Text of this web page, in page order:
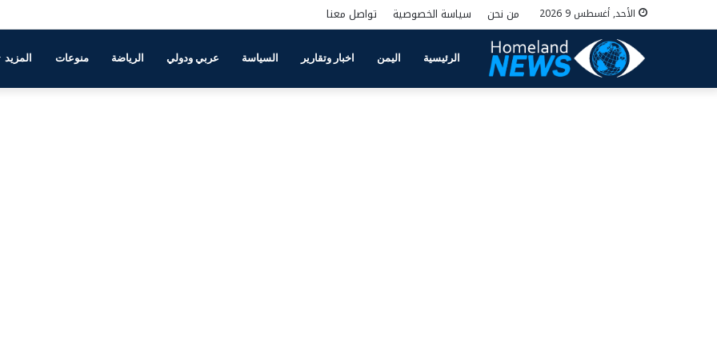
الأحد, أغسطس 9 2026 من نحن سياسة الخصوصية تواصل معنا
الرئيسية اليمن اخبار وتقارير السياسة عربي ودولي الرياضة منوعات المزيد